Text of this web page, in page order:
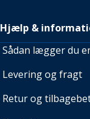
Hjælp &
Sådan lægger du
Levering og fragt
Retur og